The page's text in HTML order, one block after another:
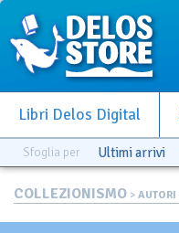
Libri Delos Digital
Sfoglia per Ultimi arrivi
COLLEZIONISMO > AUTORI